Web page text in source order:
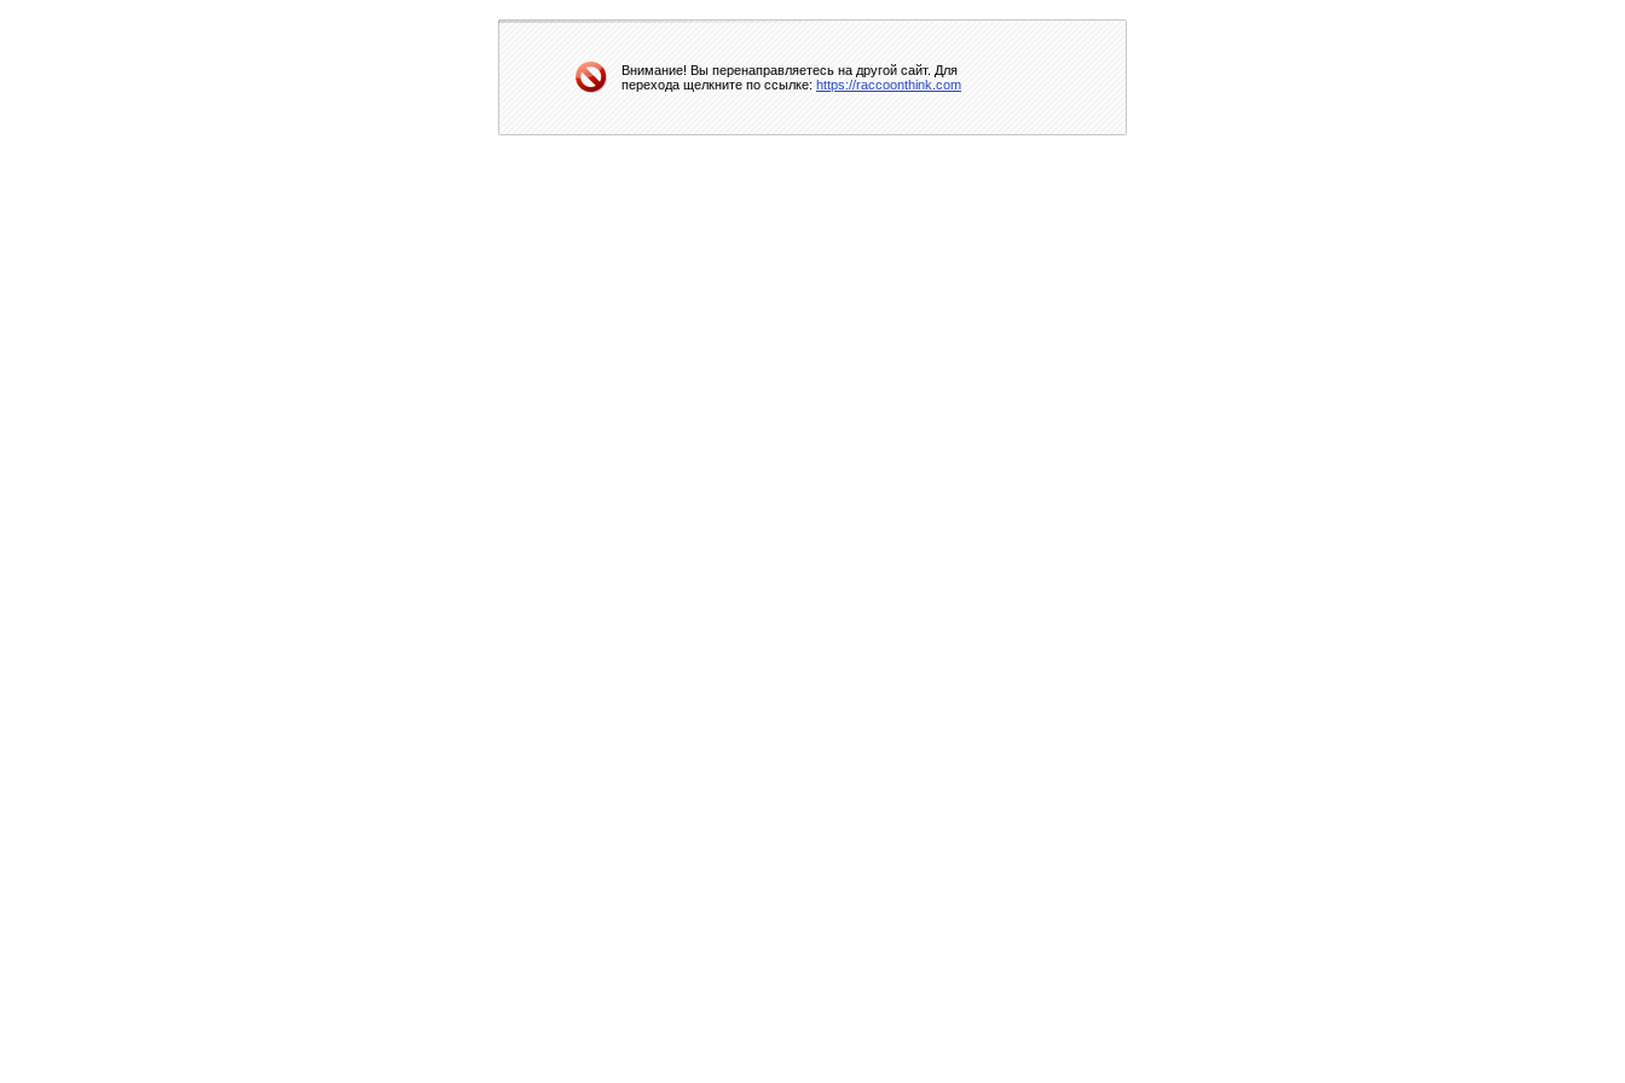
Внимание! Вы перенаправляетесь на другой сайт. Для
перехода щелкните по ссылке: https://raccoonthink.com